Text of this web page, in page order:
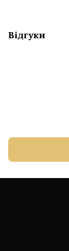
Відгуки